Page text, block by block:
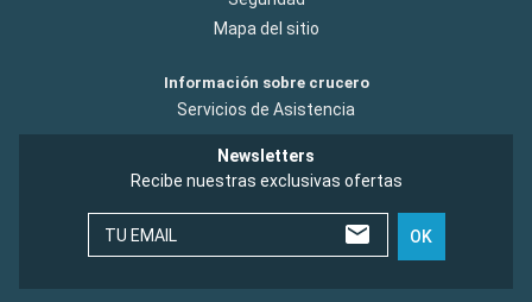
Mapa del sitio
Información sobre crucero
Servicios de Asistencia
Newsletters
Recibe nuestras exclusivas ofertas
TU EMAIL OK